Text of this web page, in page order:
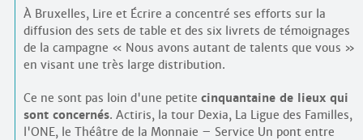
À Bruxelles, Lire et Écrire a concentré ses efforts sur la
diffusion des sets de table et des six livrets de témoignages
de la campagne « Nous avons autant de talents que vous »
en visant une très large distribution.
Ce ne sont pas loin d'une petite cinquantaine de lieux qui
sont concernés. Actiris, la tour Dexia, La Ligue des Familles,
l'ONE, le Théâtre de la Monnaie – Service Un pont entre